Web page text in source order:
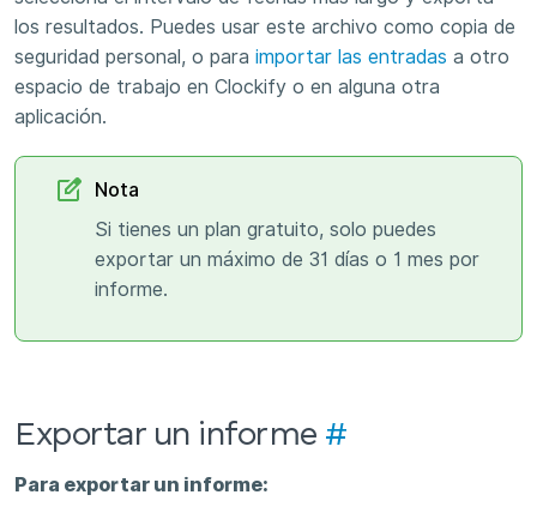
los resultados. Puedes usar este archivo como copia de
seguridad personal, o para importar las entradas a otro
espacio de trabajo en Clockify o en alguna otra
aplicación.
Nota
Si tienes un plan gratuito, solo puedes
exportar un máximo de 31 días o 1 mes por
informe.
Exportar un informe #
Para exportar un informe: